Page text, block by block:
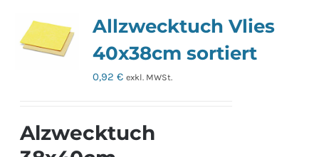
Allzwecktuch Vlies
40x38cm sortiert
0,92€ exkl. MWSt.
Alzwecktuch